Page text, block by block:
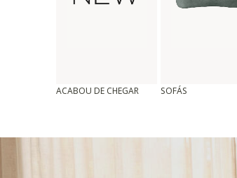
ACABOU DE CHEGAR SOFÁS